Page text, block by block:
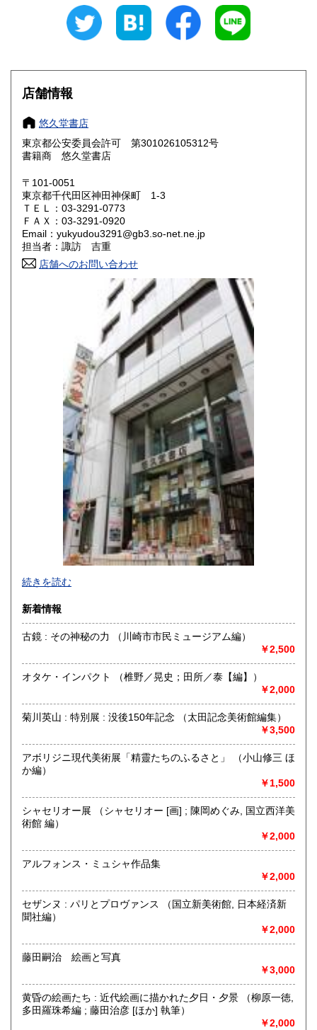
600円 三重県
大阪府
奈良県
鳥取県 600円 島根県
岡山県
山口県 600円
香川県 600円 愛媛県
高知県 600円
600円 長崎県
600円 大分県
600円 鹿児島県
600円
店舗情報
悠久堂書店
東京都公安委員会許可 第301026105312号
書籍商 悠久堂書店
〒101-0051
東京都千代田区神田神保町 1-3
ＴＥＬ：03-3291-0773
ＦＡＸ：03-3291-0920
Email：yukyudou3291@gb3.so-net.ne.jp
担当者：諏訪 吉重
店舗へのお問い合わせ
神保町駅から靖国通り沿い右側を駿河台に向けて歩いていき
カーブに差し掛かると白いビルに悠久堂の看板が見えます。
通り沿いのショーケースには中国の美術書や美術全集が各種
店内には山岳書・料理書・書道・美術関係の本など趣味に関
する本が
お探しの本等ございましたら、お気軽にお尋ねください。
常時宅配買取、出張買取、宅配買取も行っておりますので、
お問い合わせください。
沿線名：都営新宿線・三田線 東京メトロ半蔵門線 JR総武線
最寄駅：神保町駅A7出口徒歩3分 御茶ノ水駅徒歩9分
営業時間：平日・祭日共に 11時から18時まで
定休日：日曜定休・年末年始 (休業日:12月28日から1月4日)
書籍の買取について
まずは電話かメール、ホームページのフォーマットからご連
絡ください。
自然科学、美術工芸、趣味、サブカルチャー、古書一般（そ
山岳・料理・中国美術・書道・美術展カタログ
続きを読む
新着情報
古鏡 : その神秘の力 （川崎市市民ミュージアム編）
￥2,500
オタケ・インパクト （椎野／晃史；田所／泰【編】）
￥2,000
菊川英山 : 特別展 : 没後150年記念 （太田記念美術館編集）
￥3,500
アボリジニ現代美術展「精靈たちのふるさと」 （小山修三 ほ
か編）
￥1,500
シャセリオー展 （シャセリオー [画] ; 陳岡めぐみ, 国立西洋美
術館 編）
￥2,000
アルフォンス・ミュシャ作品集
￥2,000
セザンヌ : パリとプロヴァンス （国立新美術館, 日本経済新
聞社編）
￥2,000
藤田嗣治 絵画と写真
￥3,000
黄昏の絵画たち : 近代絵画に描かれた夕日・夕景 （柳原一徳,
多田羅珠希編 ; 藤田治彦 [ほか] 執筆）
￥2,000